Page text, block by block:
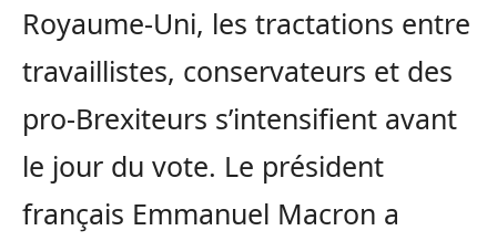
Royaume-Uni, les tractations entre
travaillistes, conservateurs et des
pro-Brexiteurs s’intensifient avant
le jour du vote. Le président
français Emmanuel Macron a